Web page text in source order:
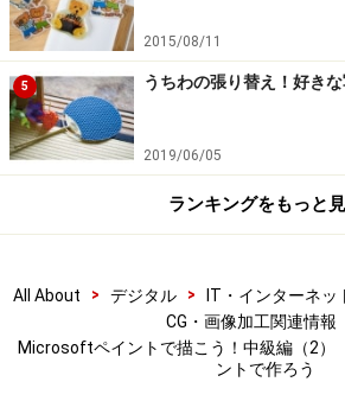
2015/08/11
5 うちわの張り替え！好き
2019/06/05
ランキングをもっと
All About > デジタル > IT・インターネッ
CG・画像加工関連情報
Microsoftペイントで描こう！中級編（2）
ントで作ろう